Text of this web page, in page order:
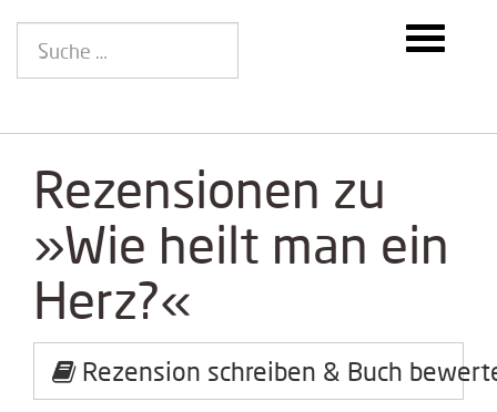
Rezensionen zu
»Wie heilt man ein
Herz?«
Rezension schreiben & Buch